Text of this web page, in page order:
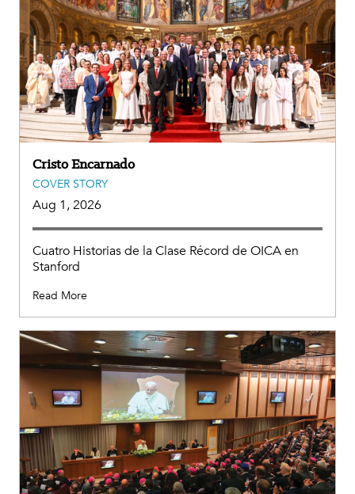
Cristo Encarnado
COVER STORY
Aug 1, 2026
Cuatro Historias de la Clase Récord de OICA en
Stanford
Read More